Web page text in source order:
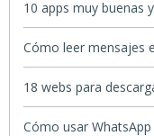
10 apps muy buenas
Cómo leer mensajes
18 webs para
Cómo usar